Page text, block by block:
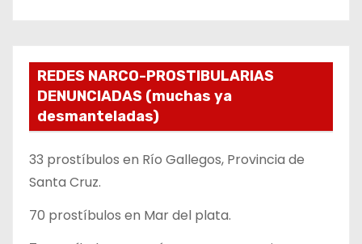
REDES NARCO-PROSTIBULARIAS
DENUNCIADAS (muchas ya
desmanteladas)
33 prostíbulos en Río Gallegos, Provincia de
Santa Cruz.
70 prostíbulos en Mar del plata.